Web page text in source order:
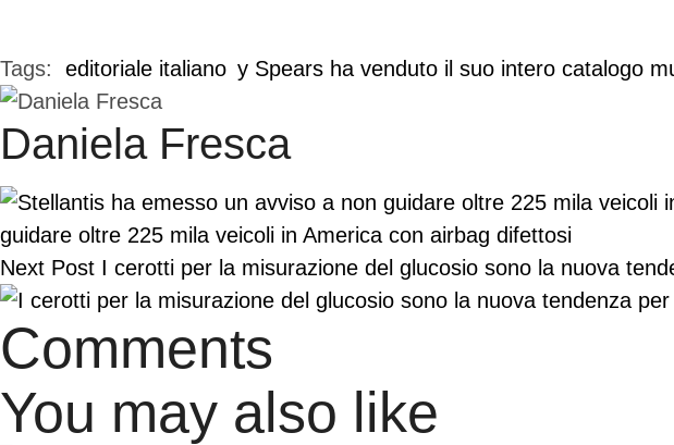
Tags: editoriale italiano y Spears ha venduto il suo intero catalogo
Daniela Fresca
guidare oltre 225 mila veicoli in America con airbag difettosi
Next Post I cerotti per la misurazione del glucosio sono la nuova
Comments
You may also like